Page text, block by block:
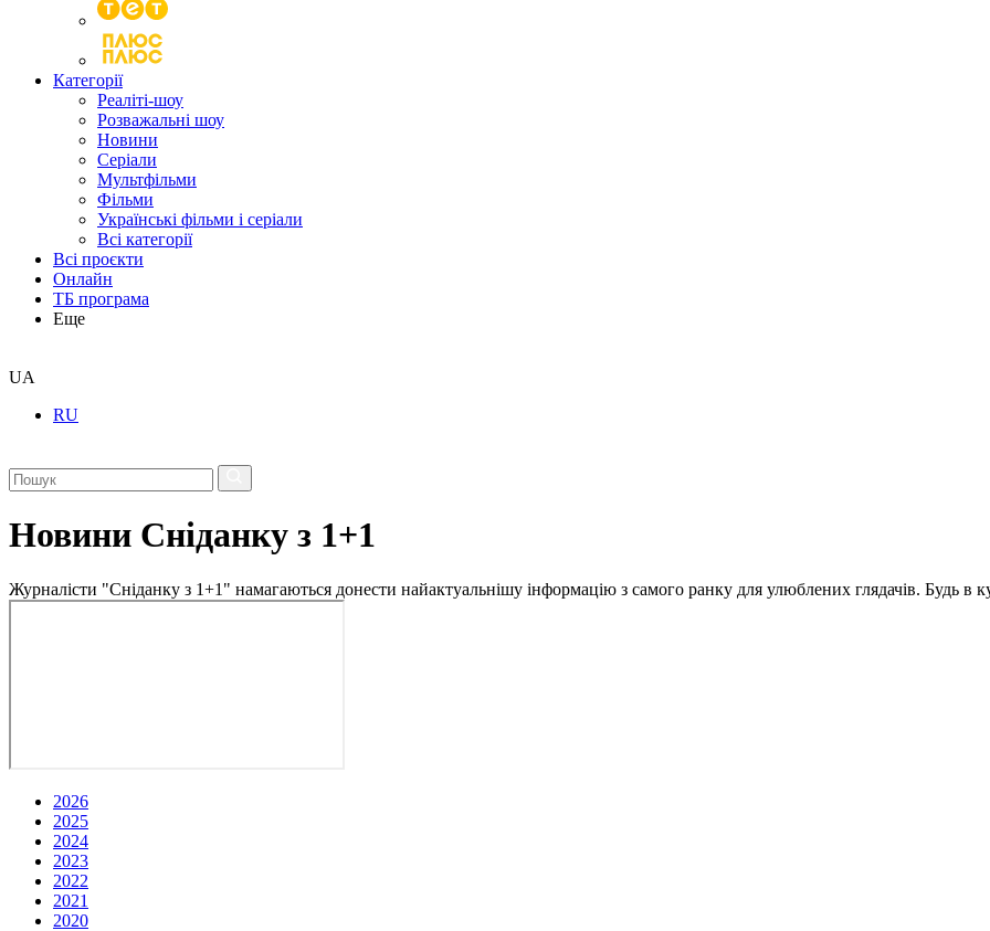
Категорії
Реаліті-шоу
Розважальні шоу
Новини
Серіали
Мультфільми
Фільми
Українські фільми і серіали
Всі категорії
Всі проєкти
Онлайн
ТБ програма
Еще
UA
RU
Новини Сніданку з 1+1
Журналісти "Сніданку з 1+1" намагаються донести найактуальнішу інформацію з самого ранку для улюблених глядачів. Будь в
2026
2025
2024
2023
2022
2021
2020